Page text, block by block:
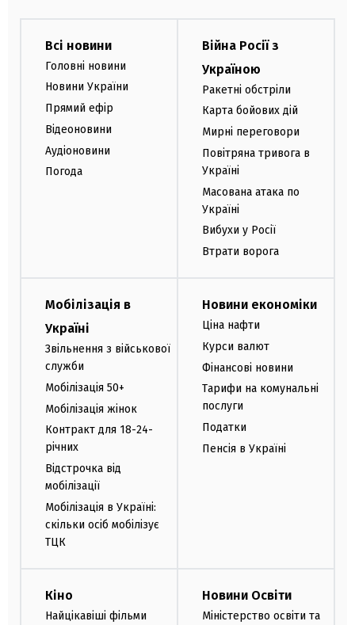
Всі новини
Головні новини
Новини України
Прямий ефір
Відеоновини
Аудіоновини
Погода
Війна Росії з
Україною
Ракетні обстріли
Карта бойових дій
Мирні переговори
Повітряна тривога в
Україні
Масована атака по
Україні
Вибухи у Росії
Втрати ворога
Мобілізація в
Україні
Звільнення з військової
служби
Мобілізація 50+
Мобілізація жінок
Контракт для 18-24-
річних
Відстрочка від
мобілізації
Мобілізація в Україні:
скільки осіб мобілізує
ТЦК
Новини економіки
Ціна нафти
Курси валют
Фінансові новини
Тарифи на комунальні
послуги
Податки
Пенсія в Україні
Кіно
Найцікавіші фільми
Новини Освіти
Міністерство освіти та